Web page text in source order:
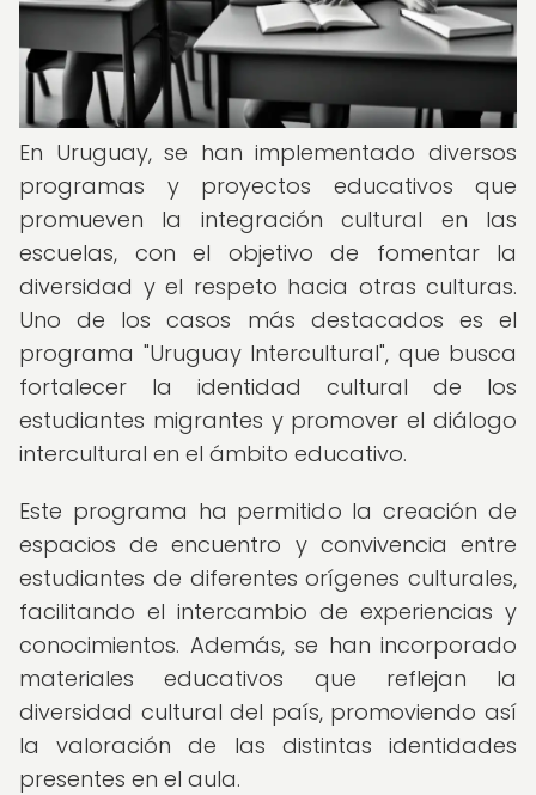
En Uruguay, se han implementado diversos
programas y proyectos educativos que
promueven la integración cultural en las
escuelas, con el objetivo de fomentar la
diversidad y el respeto hacia otras culturas.
Uno de los casos más destacados es el
programa "Uruguay Intercultural", que busca
fortalecer la identidad cultural de los
estudiantes migrantes y promover el diálogo
intercultural en el ámbito educativo.
Este programa ha permitido la creación de
espacios de encuentro y convivencia entre
estudiantes de diferentes orígenes culturales,
facilitando el intercambio de experiencias y
conocimientos. Además, se han incorporado
materiales educativos que reflejan la
diversidad cultural del país, promoviendo así
la valoración de las distintas identidades
presentes en el aula.